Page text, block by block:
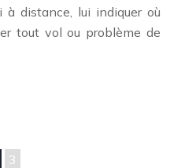
à distance, lui indiquer où
tout vol ou problème de
3